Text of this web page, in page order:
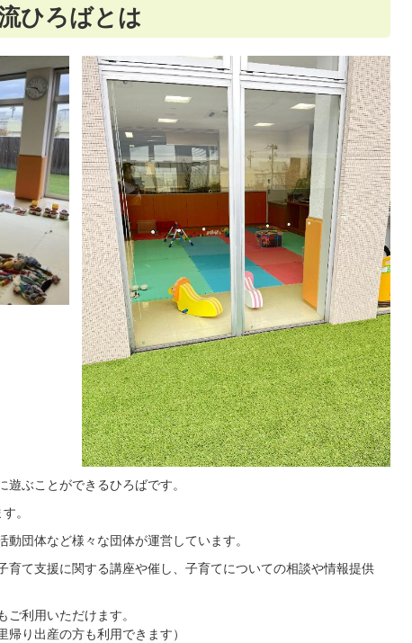
ひろばとは
ぶことができるひろばです。
。
団体など様々な団体が運営しています。
育て支援に関する講座や催し、子育てについての相談や情報提供
利用いただけます。
帰り出産の方も利用できます）